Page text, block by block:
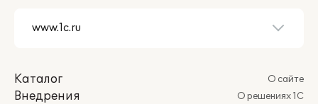
Каталог
Внедрения
О сайте
О решениях 1С